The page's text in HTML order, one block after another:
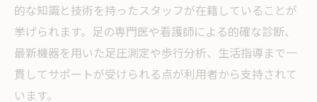
的な知識と技術を持ったスタッフが在籍していることが
挙げられます。足の専門医や看護師による的確な診断、
最新機器を用いた足圧測定や歩行分析、生活指導まで一
貫してサポートが受けられる点が利用者から支持されて
います。